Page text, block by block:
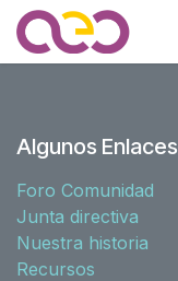
Ir al contenido
Algunos Enlaces
Foro Comunidad
Junta directiva
Nuestra historia
Recursos